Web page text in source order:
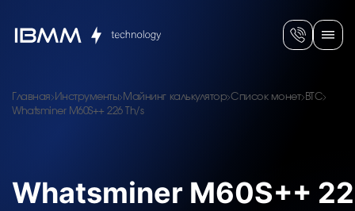
Главная Инструменты Майнинг калькулятор Список монет BTC
Whatsminer M60S++ 226 Th/s
Whatsminer M60S++